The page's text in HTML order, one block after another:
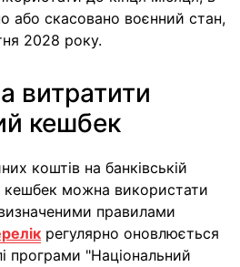
або скасовано воєнний стан,
2028 року.
витратити
кешбек
коштів на банківській
кешбек можна використати
правилами
регулярно оновлюється
програми "Національний